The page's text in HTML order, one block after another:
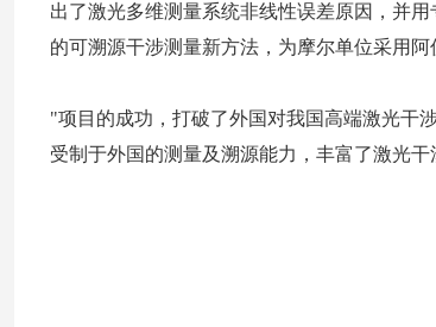
出了激光多维测量系统非线性误差原因，并
的可溯源干涉测量新方法，为摩尔单位采用阿
"项目的成功，打破了外国对我国高端激光干
受制于外国的测量及溯源能力，丰富了激光